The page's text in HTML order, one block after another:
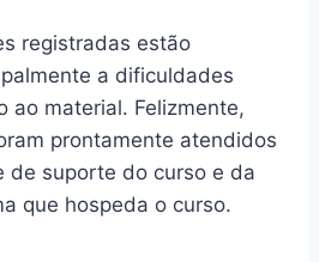
registradas estão
a dificuldades
ao material. Felizmente,
prontamente atendidos
de suporte do curso e da
que hospeda o curso.